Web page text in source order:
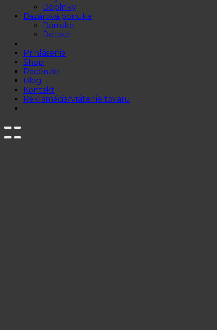
Doplnky
Bazárová ponuka
Dámske
Detské
Prihlásenie
Shop
Recenzie
Blog
Kontakt
Reklamácia/Vrátenie tovaru